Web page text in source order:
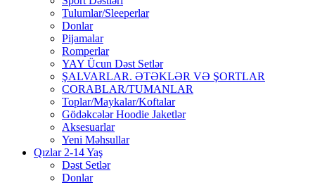
Tulumlar/Sleeperlar
Donlar
Pijamalar
Romperlar
YAY Ücun Dəst Setlər
ŞALVARLAR. ƏTƏKLƏR VƏ ŞORTLAR
CORABLAR/TUMANLAR
Toplar/Maykalar/Koftalar
Gödəkcələr Hoodie Jaketlər
Aksesuarlar
Yeni Məhsullar
Qızlar 2-14 Yaş
Dəst Setlər
Donlar